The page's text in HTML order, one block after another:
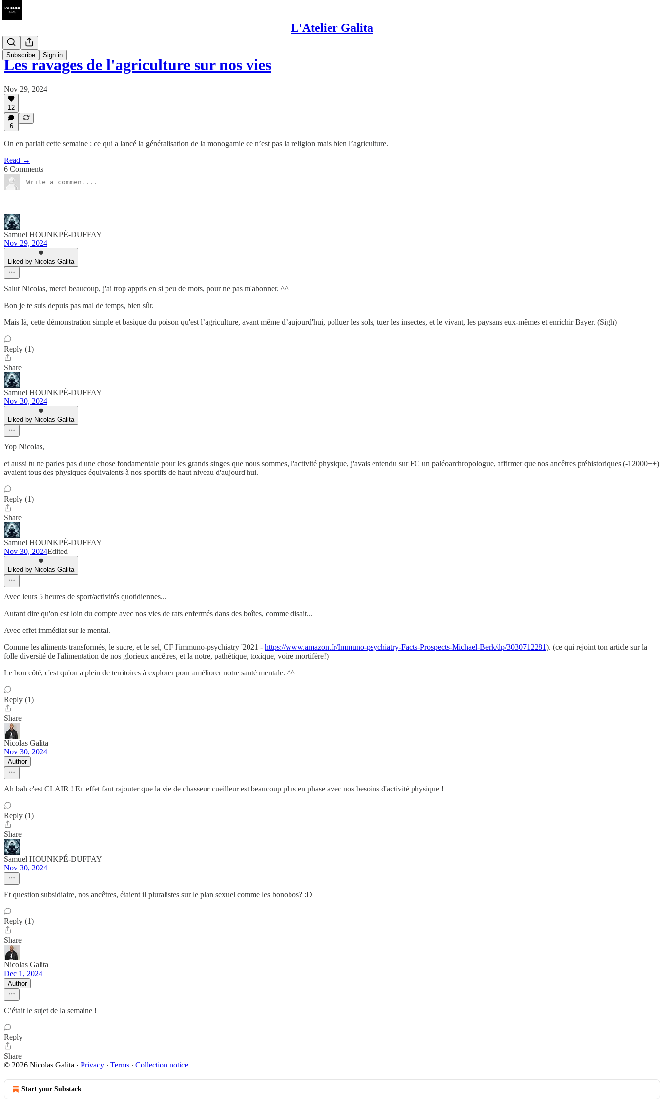
L'Atelier Galita
Subscribe Sign in
Les ravages de l'agriculture sur nos vies
Nov 29, 2024
12
6
On en parlait cette semaine : ce qui a lancé la généralisation de la monogamie ce n’est pas la religion mais bien l’agriculture.
Read →
6 Comments
Samuel HOUNKPÉ-DUFFAY
Nov 29, 2024
Liked by Nicolas Galita
Salut Nicolas, merci beaucoup, j'ai trop appris en si peu de mots, pour ne pas m'abonner. ^^
Bon je te suis depuis pas mal de temps, bien sûr.
Mais là, cette démonstration simple et basique du poison qu'est l’agriculture, avant même d’aujourd'hui, polluer les sols, tuer les insectes, et le vivant, les paysans eux-mêmes et enrichir Bayer. (Sigh)
Reply (1)
Share
Samuel HOUNKPÉ-DUFFAY
Nov 30, 2024
Liked by Nicolas Galita
Yop Nicolas,
et aussi tu ne parles pas d'une chose fondamentale pour les grands singes que nous sommes, l'activité physique, j'avais entendu sur FC un paléoanthropologue, affirmer que nos ancêtres préhistoriques (-12000++)
avaient tous des physiques équivalents à nos sportifs de haut niveau d'aujourd'hui.
Reply (1)
Share
Samuel HOUNKPÉ-DUFFAY
Nov 30, 2024Edited
Liked by Nicolas Galita
Avec leurs 5 heures de sport/activités quotidiennes...
Autant dire qu'on est loin du compte avec nos vies de rats enfermés dans des boîtes, comme disait...
Avec effet immédiat sur le mental.
Comme les aliments transformés, le sucre, et le sel, CF l'immuno-psychiatry '2021 - https://www.amazon.fr/Immuno-psychiatry-Facts-Prospects-Michael-Berk/dp/3030712281). (ce qui rejoint ton article sur la
folle diversité de l'alimentation de nos glorieux ancêtres, et la notre, pathétique, toxique, voire mortifère!)
Le bon côté, c'est qu'on a plein de territoires à explorer pour améliorer notre santé mentale. ^^
Reply (1)
Share
Nicolas Galita
Nov 30, 2024
Author
Ah bah c'est CLAIR ! En effet faut rajouter que la vie de chasseur-cueilleur est beaucoup plus en phase avec nos besoins d'activité physique !
Reply (1)
Share
Samuel HOUNKPÉ-DUFFAY
Nov 30, 2024
Et question subsidiaire, nos ancêtres, étaient il pluralistes sur le plan sexuel comme les bonobos? :D
Reply (1)
Share
Nicolas Galita
Dec 1, 2024
Author
C’était le sujet de la semaine !
Reply
Share
© 2026 Nicolas Galita · Privacy ∙ Terms ∙ Collection notice
Start your Substack